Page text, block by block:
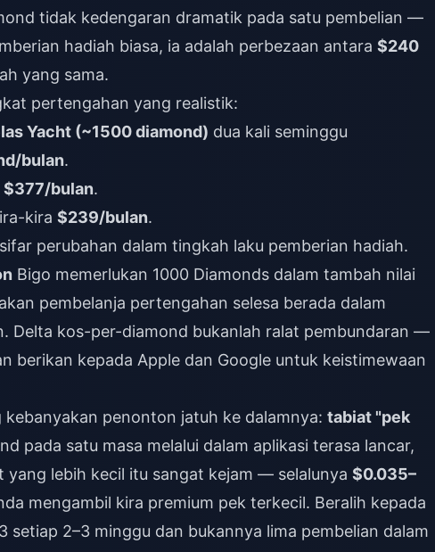
tidak kedengaran dramatik pada satu pembelian —
hadiah biasa, ia adalah perbezaan antara $240
yang sama.
pertengahan yang realistik:
Yacht (~1500 diamond) dua kali seminggu
bulan.
$377/bulan.
kira $239/bulan.
perubahan dalam tingkah laku pemberian hadiah.
Bigo memerlukan 1000 Diamonds dalam tambah nilai
pembelanja pertengahan selesa berada dalam
Delta kos-per-diamond bukanlah ralat pembundaran —
berikan kepada Apple dan Google untuk keistimewaan
penonton jatuh ke dalamnya: tabiat "pek
pada satu masa melalui dalam aplikasi terasa lancar,
lebih kecil itu sangat kejam — selalunya $0.035–
mengambil kira premium pek terkecil. Beralih kepada
setiap 2–3 minggu dan bukannya lima pembelian dalam